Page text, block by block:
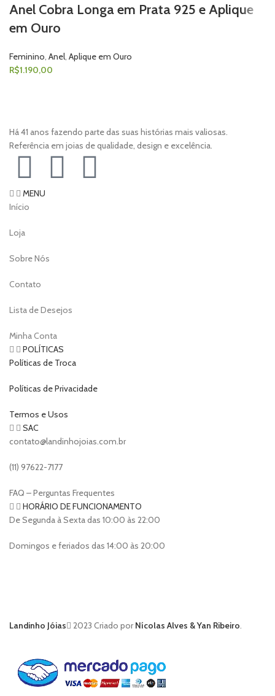
Anel Cobra Longa em Prata 925 e Aplique
em Ouro
Feminino Anel Aplique em Ouro
R$1.190,00
Há 41 anos fazendo parte das suas histórias mais valiosas.
Referência em joias de qualidade, design e excelência.
MENU
Início
Loja
Sobre Nós
Contato
Lista de Desejos
Minha Conta
POLÍTICAS
Políticas de Troca
Políticas de Privacidade
Termos e Usos
SAC
contato@landinhojoias.com.br
(11) 97622-7177
FAQ – Perguntas Frequentes
HORÁRIO DE FUNCIONAMENTO
De Segunda à Sexta das 10:00 às 22:00
Domingos e feriados das 14:00 às 20:00
Landinho Jóias 2023 Criado porNícolas Alves & Yan Ribeiro